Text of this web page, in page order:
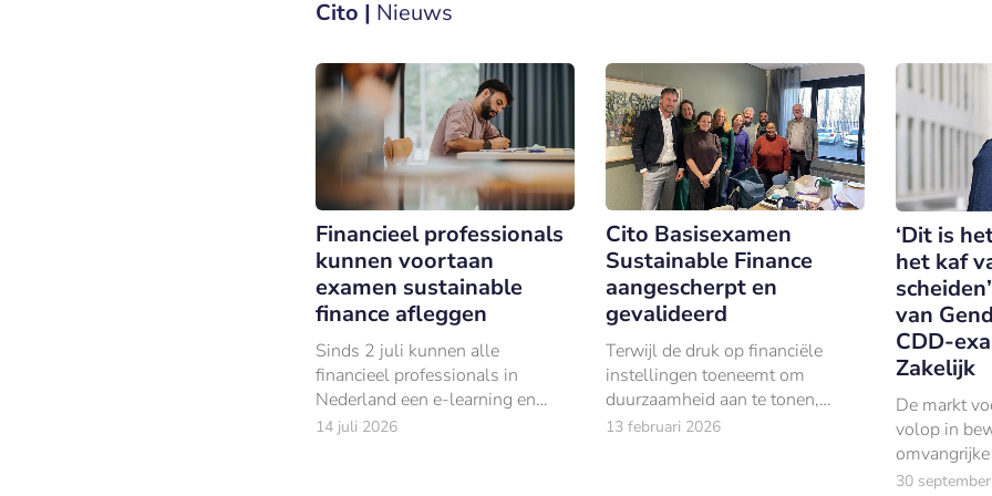
Cito | Nieuws
Financieel professionals
kunnen voortaan
examen sustainable
finance afleggen
Sinds 2 juli kunnen alle
financieel professionals in
Nederland een e-learning en
examen Basis Sustainable
14 juli 2026
Cito Basisexamen
Sustainable Finance
aangescherpt en
gevalideerd
Terwijl de druk op financiële
instellingen toeneemt om
duurzaamheid aan te tonen,
ontbrak tot voor kort een
13 februari 2026
‘Dit is
het kaf
van
CDD-
Zakelijk
De markt
volop in
afgelopen
30